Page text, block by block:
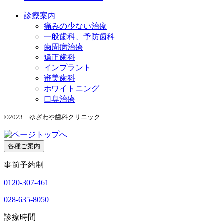
診療案内
痛みの少ない治療
一般歯科、予防歯科
歯周病治療
矯正歯科
インプラント
審美歯科
ホワイトニング
口臭治療
©2023 ゆざわや歯科クリニック
各種ご案内
事前予約制
0120-307-461
028-635-8050
診療時間